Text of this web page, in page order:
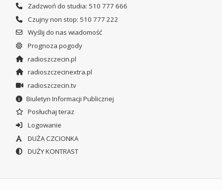
Zadzwoń do studia: 510 777 666
Czujny non stop: 510 777 222
Wyślij do nas wiadomość
Prognoza pogody
radioszczecin.pl
radioszczecinextra.pl
radioszczecin.tv
Biuletyn Informacji Publicznej
Posłuchaj teraz
Logowanie
DUŻA CZCIONKA
DUŻY KONTRAST